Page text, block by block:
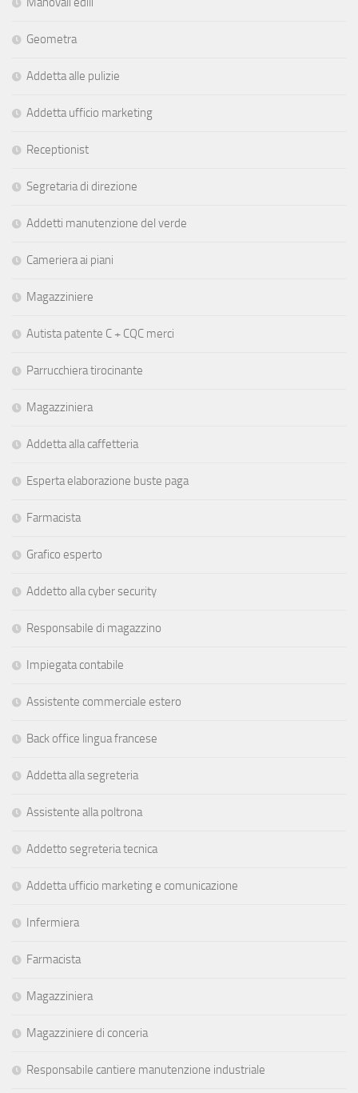
Geometra
Addetta alle pulizie
Addetta ufficio marketing
Receptionist
Segretaria di direzione
Addetti manutenzione del verde
Cameriera ai piani
Magazziniere
Autista patente C + CQC merci
Parrucchiera tirocinante
Magazziniera
Addetta alla caffetteria
Esperta elaborazione buste paga
Farmacista
Grafico esperto
Addetto alla cyber security
Responsabile di magazzino
Impiegata contabile
Assistente commerciale estero
Back office lingua francese
Addetta alla segreteria
Assistente alla poltrona
Addetto segreteria tecnica
Addetta ufficio marketing e comunicazione
Infermiera
Farmacista
Magazziniera
Magazziniere di conceria
Responsabile cantiere manutenzione industriale